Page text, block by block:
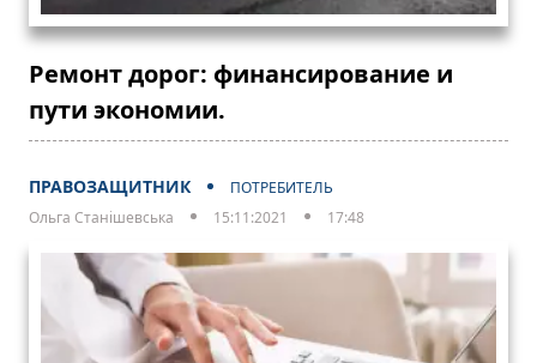
Ремонт дорог: финансирование и
пути экономии.
ПРАВОЗАЩИТНИК
ПОТРЕБИТЕЛЬ
Ольга Станішевська
15:11:2021 17:48